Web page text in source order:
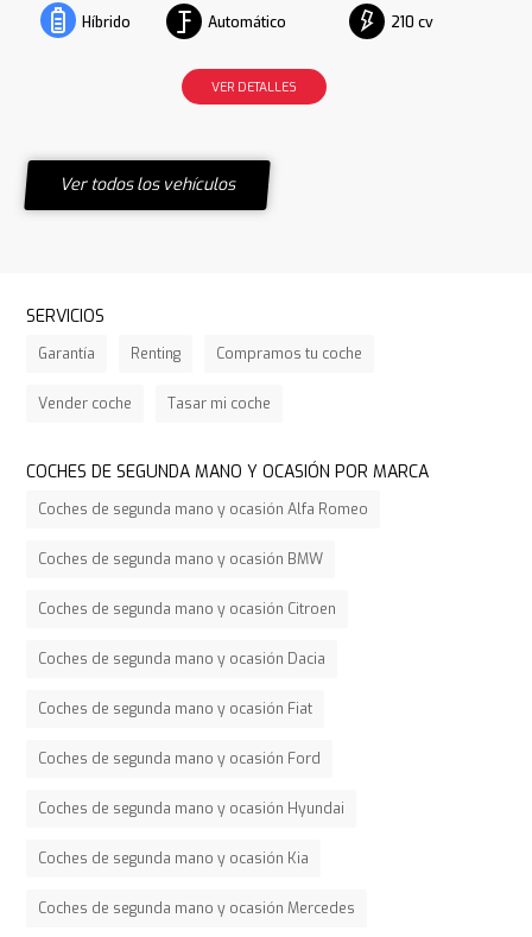
Híbrido Automático 210 cv
VER DETALLES
Ver todos los vehículos
SERVICIOS
Garantía Renting Compramos tu coche
Vender coche Tasar mi coche
COCHES DE SEGUNDA MANO Y OCASIÓN POR MARCA
Coches de segunda mano y ocasión Alfa Romeo
Coches de segunda mano y ocasión BMW
Coches de segunda mano y ocasión Citroen
Coches de segunda mano y ocasión Dacia
Coches de segunda mano y ocasión Fiat
Coches de segunda mano y ocasión Ford
Coches de segunda mano y ocasión Hyundai
Coches de segunda mano y ocasión Kia
Coches de segunda mano y ocasión Mercedes